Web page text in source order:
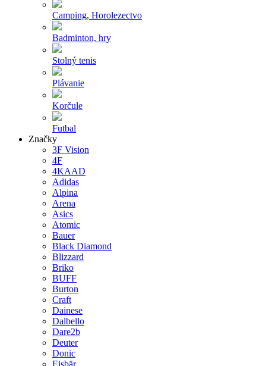
Camping, Horolezectvo
Badminton, hry
Stolný tenis
Plávanie
Korčule
Futbal
Značky
3F Vision
4F
4KAAD
Adidas
Alpina
Arena
Asics
Atomic
Bauer
Black Diamond
Blizzard
Briko
BUFF
Burton
Craft
Dainese
Dalbello
Dare2b
Deuter
Donic
Eisbär